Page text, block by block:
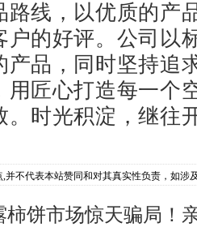
路线，以优质的产
户的好评。公司以
产品，同时坚持追
用匠心打造每一个
。时光积淀，继往
并不代表本站赞同和对其真实性负责，如涉
柿饼市场惊天骗局！